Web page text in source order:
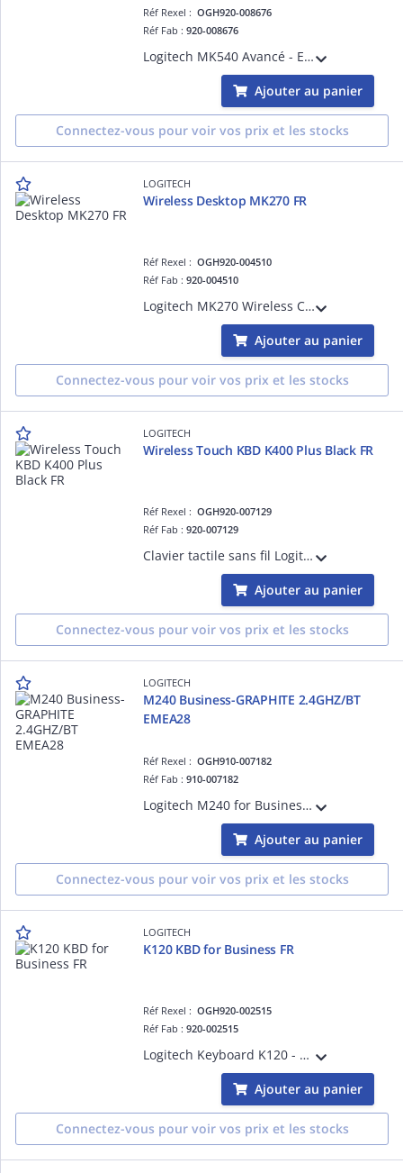
Réf Rexel :OGH920-008676
Réf Fab :920-008676
Logitech MK540 Avancé - Ensemble clavier et souris - sans fil - 2.4 GHz - Français
Ajouter au panier
Connectez-vous pour voir vos prix et les stocks
LOGITECH
Wireless Desktop MK270 FR
Réf Rexel :OGH920-004510
Réf Fab :920-004510
Logitech MK270 Wireless Combo - Ensemble clavier et souris - sans fil - 2.4 GHz - Français
Ajouter au panier
Connectez-vous pour voir vos prix et les stocks
LOGITECH
Wireless Touch KBD K400 Plus Black FR
Réf Rexel :OGH920-007129
Réf Fab :920-007129
Clavier tactile sans fil Logitech K400 Plus - Clavier - sans fil - 2.4 GHz - Français - noir
Ajouter au panier
Connectez-vous pour voir vos prix et les stocks
LOGITECH
M240 Business-GRAPHITE 2.4GHZ/BT
EMEA28
Réf Rexel :OGH910-007182
Réf Fab :910-007182
Logitech M240 for Business - Souris - droitiers et gauchers - optique - 3 boutons - sans fil - Bluetooth - récepteur USB Logitech Logi Bolt - graphite
Ajouter au panier
Connectez-vous pour voir vos prix et les stocks
LOGITECH
K120 KBD for Business FR
Réf Rexel :OGH920-002515
Réf Fab :920-002515
Logitech Keyboard K120 - Clavier - USB - version OEM
Ajouter au panier
Connectez-vous pour voir vos prix et les stocks